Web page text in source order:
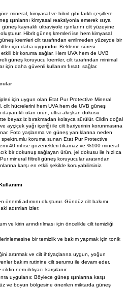
mineral, kimyasal ve hibrit gibi farklı çeşitlere
ışınlarını kimyasal reaksiyonla emerek ısıya
kaynaklı ultraviyole ışınlarını cilt yüzeyine
Hibrit güneş kremleri ise hem kimyasal
kremleri cilt tarafından emilmeden yüzeyde bir
için daha uygundur. Bekleme süresi
bir koruma sağlar. Hem UVA hem de UVB
güneş koruyucu kremler, cilt tarafından minimal
için daha güvenli kullanım fırsatı sağlar.
için uygun olan Etat Pur Protective Mineral
cilt hücrelerini hem UVA hem de UVB güneş
dayanıklı olan ürün, ultra akışkan dokusu
beyaz iz bırakmadan kolayca sürülür. Cildin doğal
ayçiçek yağı içeriği ile cilt bariyerinin korunmasına
Foto yaşlanma ve güneş yanıklarına neden
spektrumlu koruma sunan Etat Pur Protective
40 ml ise gözenekleri tıkamaz ve %100 mineral
bir dokunuş sağlayan ürün, jel dokusu ile hızlıca
mineral filtreli güneş koruyucular arasından
karşı en etkili şekilde koruyabilirsiniz.
önemli adımını oluşturur. Gündüz cilt bakımı
adımları izler:
ve kirin arındırılması için öncelikle cilt temizliği
bir temizlik ve bakım yapmak için tonik
artırmak ve cilt ihtiyaçlarına uygun, yoğun
bakım rutinine cilt serumu ile devam eder.
nem ihtiyacı karşılanır.
uygulanır. Böylece güneş ışınlarına karşı
ve boyun bölgesine önerilen miktarda güneş